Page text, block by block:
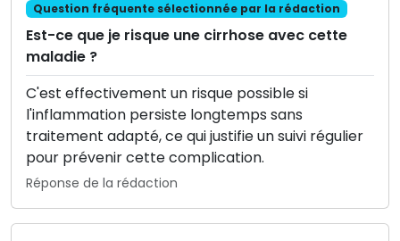
Question fréquente sélectionnée par la rédaction
Est-ce que je risque une cirrhose avec cette
maladie ?
C'est effectivement un risque possible si
l'inflammation persiste longtemps sans
traitement adapté, ce qui justifie un suivi régulier
pour prévenir cette complication.
Réponse de la rédaction